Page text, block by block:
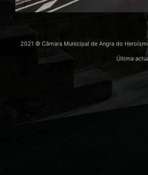
2021 © Câmara Municipal de Angra do
Última